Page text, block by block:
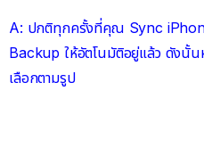
A: ปกติทุกครั้งที่คุณ Sync
Backup ให้อัตโนมัติอยู่แล้ว ดังนั้
เลือกตามรูป